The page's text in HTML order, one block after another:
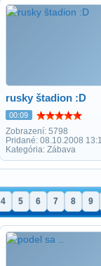
rusky štadion :D
00:09
Zobrazení: 5798
Pridané: 08.10.2008
Kategória: Zábava
4 5 6 7 8 9